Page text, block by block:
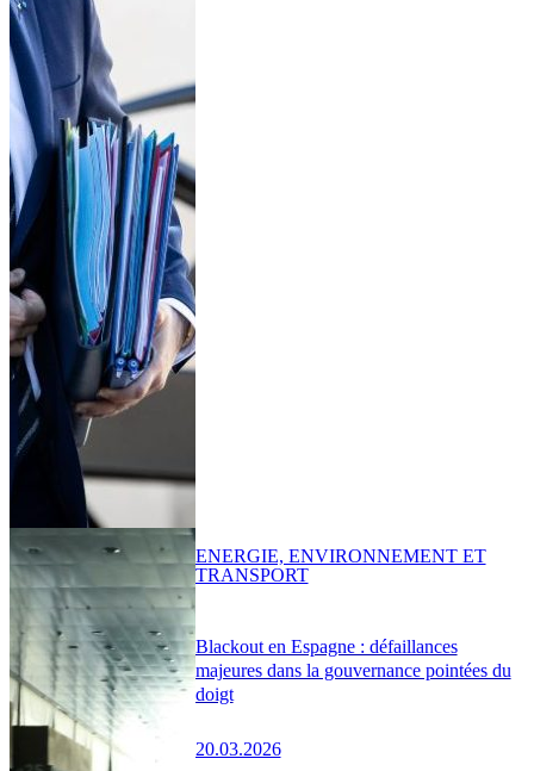
Blackout en Espagne : défaillances
majeures dans la gouvernance pointées du
doigt
20.03.2026
ENERGIE, ENVIRONNEMENT ET
TRANSPORT